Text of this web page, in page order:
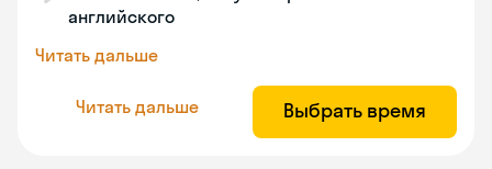
английского
Читать дальше
Читать дальше Выбрать время